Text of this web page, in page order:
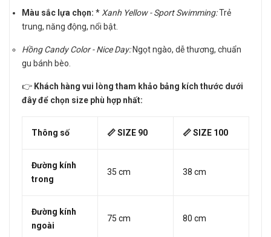
Màu sắc lựa chọn: * Xanh Yellow - Sport Swimming:Trẻ
trung, năng động, nổi bật.
Hồng Candy Color - Nice Day:Ngọt ngào, dễ thương, chuẩn
gu bánh bèo.
👉 Khách hàng vui lòng tham khảo bảng kích thước dưới
đây để chọn size phù hợp nhất:
Thông số 📏 SIZE 90 📏 SIZE 100
Đường kính
trong
35 cm 38 cm
Đường kính
ngoài
75 cm 80 cm